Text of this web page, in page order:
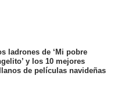
ladrones de ‘Mi pobre
y los 10 mejores
de películas navideñas